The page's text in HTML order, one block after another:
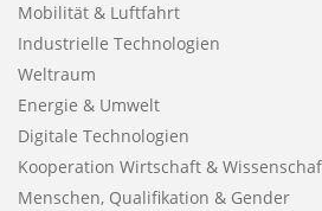
Mobilität & Luftfahrt
Industrielle Technologien
Weltraum
Energie & Umwelt
Digitale Technologien
Kooperation Wirtschaft &
Menschen, Qualifikation & Gender